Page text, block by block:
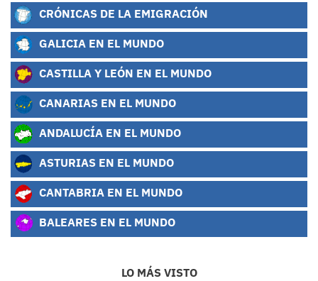
CRÓNICAS DE LA EMIGRACIÓN
GALICIA EN EL MUNDO
CASTILLA Y LEÓN EN EL MUNDO
CANARIAS EN EL MUNDO
ANDALUCÍA EN EL MUNDO
ASTURIAS EN EL MUNDO
CANTABRIA EN EL MUNDO
BALEARES EN EL MUNDO
LO MÁS VISTO